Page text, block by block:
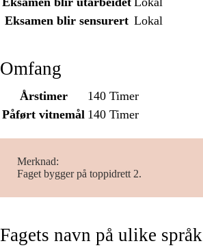
Eksamen blir sensurert Lokal
Omfang
Årstimer
140 Timer
Påført vitnemål 140 Timer
Merknad
Faget bygger på toppidrett 2.
Fagets navn på ulike språk